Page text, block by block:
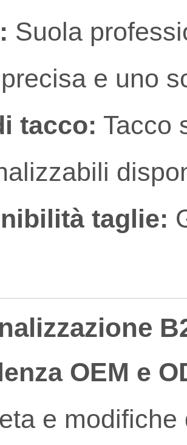
Suola
e uno
tacco: Tacco
taglie:
OEM e
e